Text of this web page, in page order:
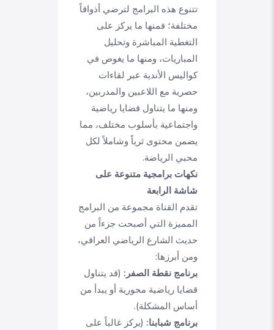
تتنوع هذه البرامج لترضي أذواقاً
مختلفة؛ فمنها ما يركز على
التغطية المباشرة وتحليل
المباريات، ومنها ما يغوص في
كواليس الأندية عبر لقاءات
حصرية مع اللاعبين والمدربين،
ومنها ما يتناول قضايا رياضية
واجتماعية بأسلوب مختلف، مما
يضمن محتوى ثرياً وشاملاً لكل
محبي الرياضة.
نكهات برامجية متنوعة على
شاشة الرابعة
تقدم القناة مجموعة من البرامج
المميزة التي أصبحت جزءاً من
حديث الشارع الرياضي العراقي،
ومن أبرزها:
برنامج نقطة الصفر: (قد يتناول
قضايا رياضية محورية أو يبدأ من
أساس المشكلة).
برنامج شبابنا: (يركز غالباً على